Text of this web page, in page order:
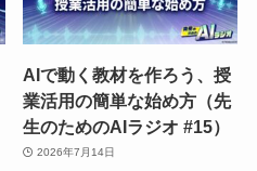
AIで動く教材を作ろう、授
業活用の簡単な始め方（先
生のためのAIラジオ #15）
2026年7月14日